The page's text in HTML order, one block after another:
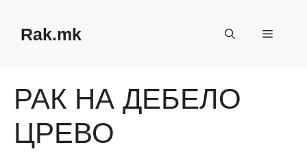
contentRak.mk Menu
РАК НА ДЕБЕЛО
ЦРЕВО